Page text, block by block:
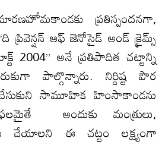
ప్రతిస్పందనగా,
ప్రివెన్షన్ ఆఫ్ జెనోసైడ్ అండ్ క్రైమ్స్
2004” అనే ప్రతిపాదిత చట్టాన్ని
పాల్గొన్నారు. నిర్దిష్ట పౌర
సామూహిక హింసాకాండను
అందుకు మంత్రులు,
చేయాలని ఈ చట్టం లక్ష్యంగా